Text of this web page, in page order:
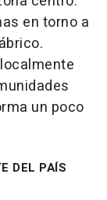
en torno a
un poco
DEL PAÍS